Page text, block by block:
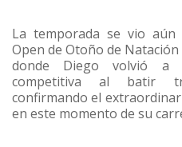
La temporada se vio
Open de Otoño de
donde Diego volvió a
competitiva al batir
confirmando el
en este momento de su